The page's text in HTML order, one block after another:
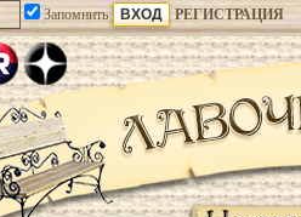
Запомнить РЕГИСТРАЦИЯ